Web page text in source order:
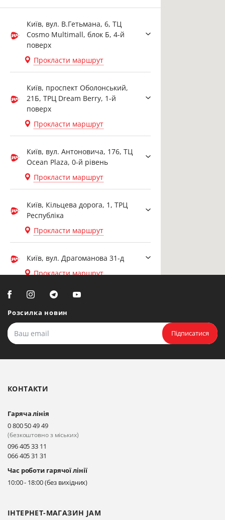
Київ, вул. В.Гетьмана, 6, ТЦ
Cosmo Multimall, блок Б, 4-й
поверх
Прокласти маршрут
Київ, проспект Оболонський,
21Б, ТРЦ Dream Berry, 1-й
поверх
Прокласти маршрут
Київ, вул. Антоновича, 176, ТЦ
Ocean Plaza, 0-й рівень
Прокласти маршрут
Київ, Кільцева дорога, 1, ТРЦ
Республіка
Прокласти маршрут
Київ, вул. Драгоманова 31-д
Прокласти маршрут
Біла Церква, вул. Ярослава
Мудрого, 20, офіс 108
Прокласти маршрут
Київ, вул. Драгоманова 31-д
Прокласти маршрут
Київ, вул. Драгоманова 31-д
Прокласти маршрут
Розсилка новин
Підписатися
ІНТЕРНЕТ-МАГАЗИН JAM
КОНТАКТИ
Гаряча лінія
0 800 50 49 49
(безкоштовно з міських)
096 405 33 11
066 405 31 31
Час роботи гарячої лінії
10:00 - 18:00 (без вихідних)